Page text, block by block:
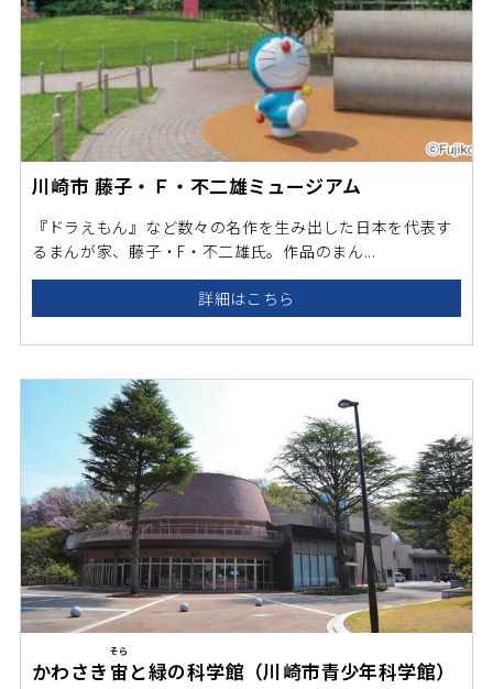
川崎市 藤子・Ｆ・不二雄ミュージアム
『ドラえもん』など数々の名作を生み出した日本を代表す
るまんが家、藤子・F・不二雄氏。作品のまん...
詳細はこちら
かわさき 宙
そら
と緑の科学館（川崎市青少年科学館）